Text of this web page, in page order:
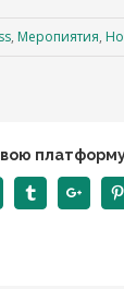
, Меропиятия,
Tumblr